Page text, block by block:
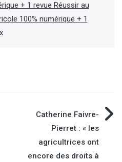
+ 1 revue Réussir au
100% numérique + 1
Catherine Faivre-
Pierret : « les
agricultrices ont
encore des droits à